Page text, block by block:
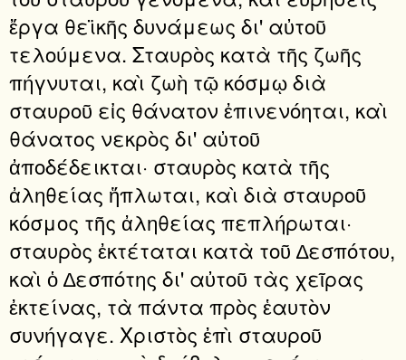
ἔργα θεϊκῆς δυνάμεως δι' αὐτοῦ
τελούμενα. Σταυρὸς κατὰ τῆς ζωῆς
πήγνυται, καὶ ζωὴ τῷ κόσμῳ διὰ
σταυροῦ εἰς θάνατον ἐπινενόηται, καὶ
θάνατος νεκρὸς δι' αὐτοῦ
ἀποδέδεικται· σταυρὸς κατὰ τῆς
ἀληθείας ἥπλωται, καὶ διὰ σταυροῦ
κόσμος τῆς ἀληθείας πεπλήρωται·
σταυρὸς ἐκτέταται κατὰ τοῦ ∆εσπότου,
καὶ ὁ ∆εσπότης δι' αὐτοῦ τὰς χεῖρας
ἐκτείνας, τὰ πάντα πρὸς ἑαυτὸν
συνήγαγε. Χριστὸς ἐπὶ σταυροῦ